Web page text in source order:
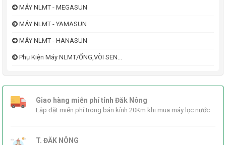
MÁY NLMT - MEGASUN
MÁY NLMT - YAMASUN
MÁY NLMT - HANASUN
Phụ Kiện Máy NLMT/ỐNG,VÒI SEN...
Giao hàng miễn phí tỉnh Đăk Nông
Lắp đặt miến phí trong bán kính 20Km khi mua máy lọc nước
T. ĐĂK NÔNG